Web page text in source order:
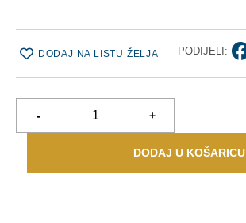
DODAJ NA LISTU ŽELJA PODIJELI:
- +
DODAJ U KOŠARICU